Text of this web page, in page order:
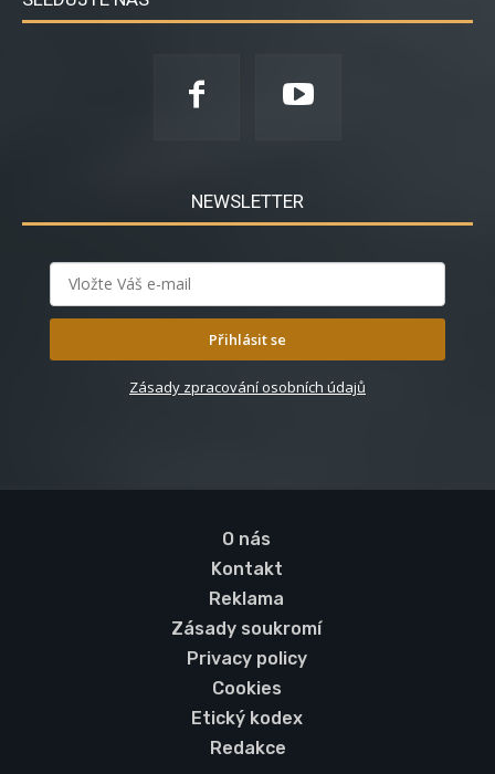
NEWSLETTER
Přihlásit se
Zásady zpracování osobních údajů
O nás
Kontakt
Reklama
Zásady soukromí
Privacy policy
Cookies
Etický kodex
Redakce